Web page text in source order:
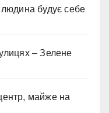
людина будує себе
– Зелене
майже на